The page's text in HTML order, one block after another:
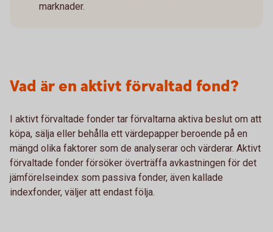
marknader.
Vad är en aktivt förvaltad fond?
I aktivt förvaltade fonder tar förvaltarna aktiva beslut om att
köpa, sälja eller behålla ett värdepapper beroende på en
mängd olika faktorer som de analyserar och värderar. Aktivt
förvaltade fonder försöker överträffa avkastningen för det
jämförelseindex som passiva fonder, även kallade
indexfonder, väljer att endast följa.